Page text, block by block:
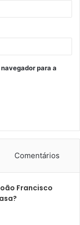
para a
Comentários
Francisco